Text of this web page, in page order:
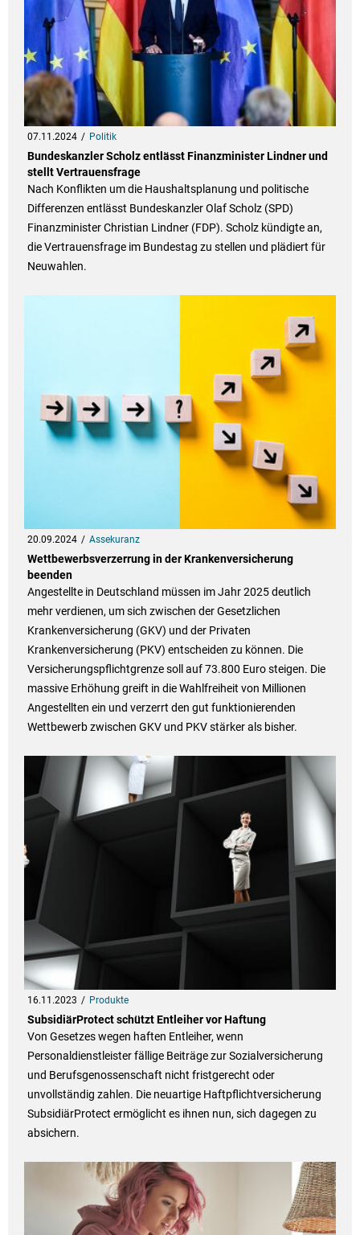
07.11.2024 Politik
Bundeskanzler Scholz entlässt Finanzminister Lindner und
stellt Vertrauensfrage
Nach Konflikten um die Haushaltsplanung und politische
Differenzen entlässt Bundeskanzler Olaf Scholz (SPD)
Finanzminister Christian Lindner (FDP). Scholz kündigte an,
die Vertrauensfrage im Bundestag zu stellen und plädiert für
Neuwahlen.
20.09.2024 Assekuranz
Wettbewerbsverzerrung in der Krankenversicherung
beenden
Angestellte in Deutschland müssen im Jahr 2025 deutlich
mehr verdienen, um sich zwischen der Gesetzlichen
Krankenversicherung (GKV) und der Privaten
Krankenversicherung (PKV) entscheiden zu können. Die
Versicherungspflichtgrenze soll auf 73.800 Euro steigen. Die
massive Erhöhung greift in die Wahlfreiheit von Millionen
Angestellten ein und verzerrt den gut funktionierenden
Wettbewerb zwischen GKV und PKV stärker als bisher.
16.11.2023 Produkte
SubsidiärProtect schützt Entleiher vor Haftung
Von Gesetzes wegen haften Entleiher, wenn
Personaldienstleister fällige Beiträge zur Sozialversicherung
und Berufsgenossenschaft nicht fristgerecht oder
unvollständig zahlen. Die neuartige Haftpflichtversicherung
SubsidiärProtect ermöglicht es ihnen nun, sich dagegen zu
absichern.